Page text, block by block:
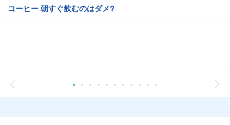
コーヒー 朝すぐ飲むのはダメ?